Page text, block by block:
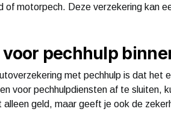
of motorpech. Deze verzekering kan
pechhulp
met pechhulp is dat het
voor pechhulpdiensten af te sluiten,
geld, maar geeft je ook de